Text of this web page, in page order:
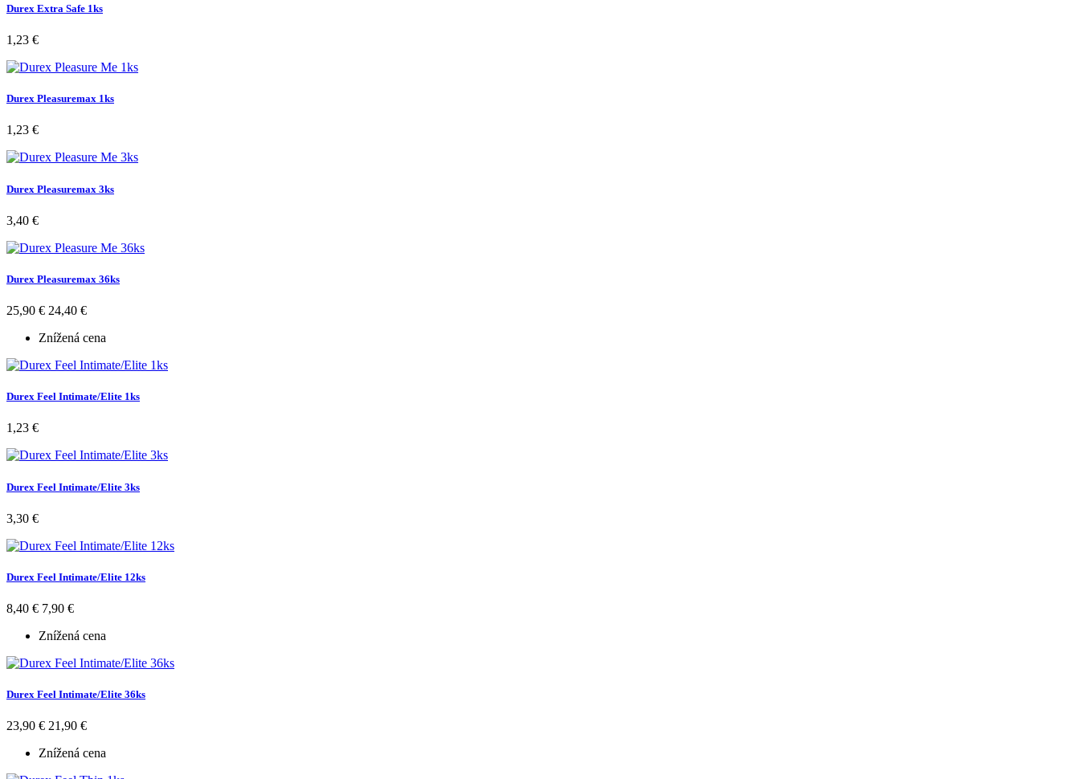
Durex Extra Safe 1ks
1,23 €
Durex Pleasuremax 1ks
1,23 €
Durex Pleasuremax 3ks
3,40 €
Durex Pleasuremax 36ks
25,90 € 24,40 €
Znížená cena
Durex Feel Intimate/Elite 1ks
1,23 €
Durex Feel Intimate/Elite 3ks
3,30 €
Durex Feel Intimate/Elite 12ks
8,40 € 7,90 €
Znížená cena
Durex Feel Intimate/Elite 36ks
23,90 € 21,90 €
Znížená cena